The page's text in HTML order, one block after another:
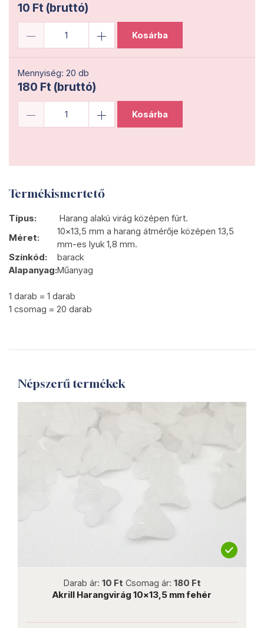
10 Ft (bruttó)
Kosárba
Mennyiség: 20 db
180 Ft (bruttó)
Kosárba
Termékismertető
Típus:
Harang alakú virág középen fúrt.
Méret:
10x13,5 mm a harang átmérője középen 13,5
mm-es lyuk 1,8 mm.
Színkód:
barack
Alapanyag:Műanyag
1 darab = 1 darab
1 csomag = 20 darab
Népszerű termékek
Darab ár: 10 Ft Csomag ár: 180 Ft
Akrill Harangvirág 10x13,5 mm fehér